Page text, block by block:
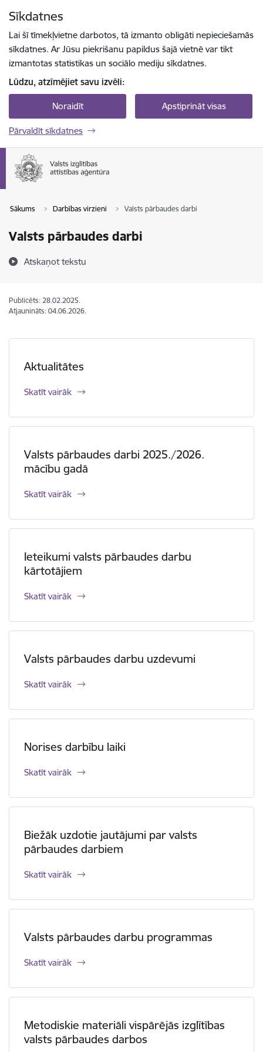
Sīkdatnes
Lai šī tīmekļvietne darbotos, tā izmanto obligāti nepieciešamās
sīkdatnes. Ar Jūsu piekrišanu papildus šajā vietnē var tikt
izmantotas statistikas un sociālo mediju sīkdatnes.
Lūdzu, atzīmējiet savu izvēli:
Noraidīt Apstiprināt visas
Pārvaldīt sīkdatnes
Sākums Darbības virzieni Valsts pārbaudes darbi
Valsts pārbaudes darbi
Atskaņot tekstu
Publicēts: 28.02.2025.
Atjaunināts: 04.06.2026.
Aktualitātes
Skatīt vairāk
Valsts pārbaudes darbi 2025./2026.
mācību gadā
Skatīt vairāk
Ieteikumi valsts pārbaudes darbu
kārtotājiem
Skatīt vairāk
Valsts pārbaudes darbu uzdevumi
Skatīt vairāk
Norises darbību laiki
Skatīt vairāk
Biežāk uzdotie jautājumi par valsts
pārbaudes darbiem
Skatīt vairāk
Valsts pārbaudes darbu programmas
Skatīt vairāk
Metodiskie materiāli vispārējās izglītības
valsts pārbaudes darbos